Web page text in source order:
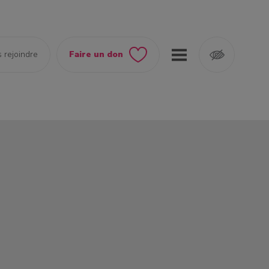
rejoindre Faire un don